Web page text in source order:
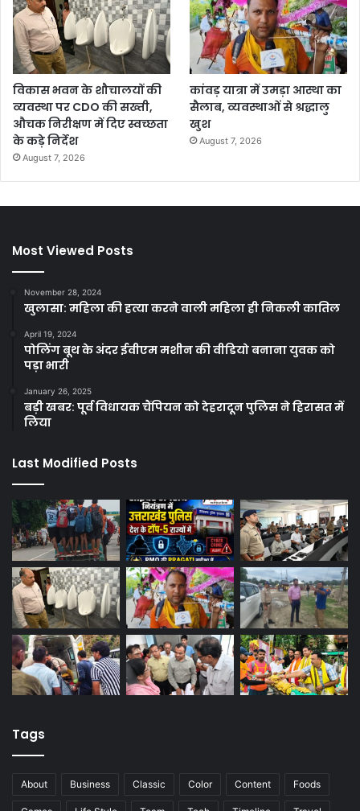
विकास भवन के शौचालयों की
व्यवस्था पर CDO की सख्ती,
औचक निरीक्षण में दिए स्वच्छता
के कड़े निर्देश
August 7, 2026
कांवड़ यात्रा में उमड़ा आस्था का
सैलाब, व्यवस्थाओं से श्रद्धालु
खुश
August 7, 2026
Most Viewed Posts
November 28, 2024
खुलासा: महिला की हत्या करने वाली महिला ही निकली कातिल
April 19, 2024
पोलिंग बूथ के अंदर ईवीएम मशीन की वीडियो बनाना युवक को
पड़ा भारी
January 26, 2025
बड़ी खबर: पूर्व विधायक चैंपियन को देहरादून पुलिस ने हिरासत में
लिया
Last Modified Posts
Tags
About Business Classic Color Content Foods